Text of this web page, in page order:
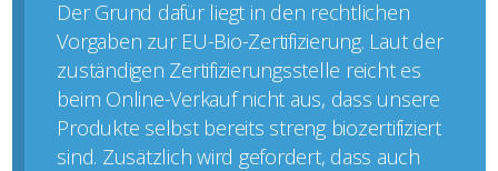
Der Grund dafür liegt in den rechtlichen
Vorgaben zur EU-Bio-Zertifizierung. Laut der
zuständigen Zertifizierungsstelle reicht es
beim Online-Verkauf nicht aus, dass unsere
Produkte selbst bereits streng biozertifiziert
sind. Zusätzlich wird gefordert, dass auch